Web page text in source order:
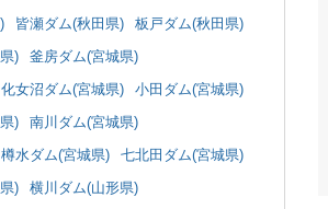
皆瀬ダム(秋田県)
板戸ダム(秋田県)
)
釜房ダム(宮城県)
化女沼ダム(宮城県)
小田ダム(宮城県)
)
南川ダム(宮城県)
樽水ダム(宮城県)
七北田ダム(宮城県)
)
横川ダム(山形県)